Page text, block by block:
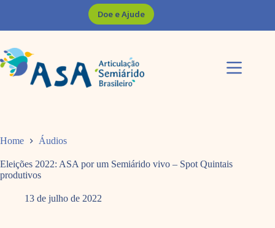
Doe e Ajude
Home Áudios
Eleições 2022: ASA por um Semiárido vivo – Spot Quintais
produtivos
13 de julho de 2022